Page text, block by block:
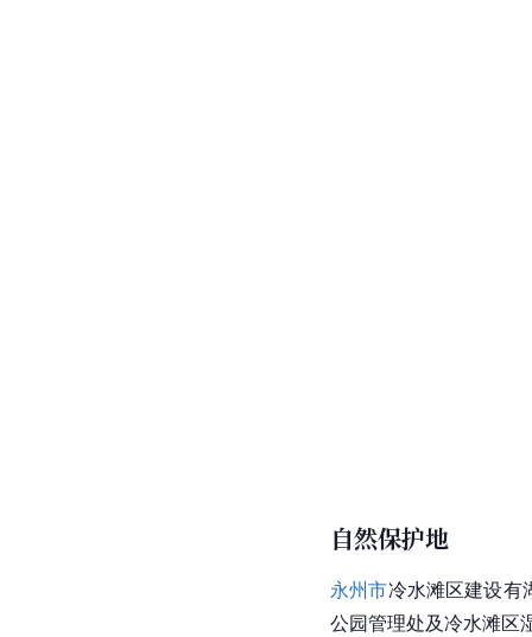
自然保护地
永州市冷水滩区建设有
公园管理处及冷水滩区